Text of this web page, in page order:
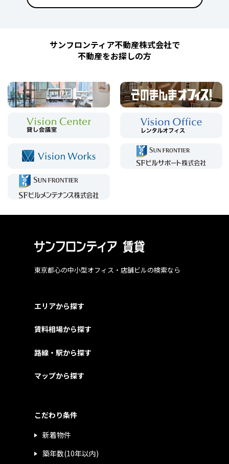
サンフロンティア不動産株式会社で
不動産をお探しの方
東京都心の中小型オフィス・店舗ビルの検索なら
エリアから探す
賃料相場から探す
路線・駅から探す
マップから探す
こだわり条件
新着物件
築年数(10年以内)